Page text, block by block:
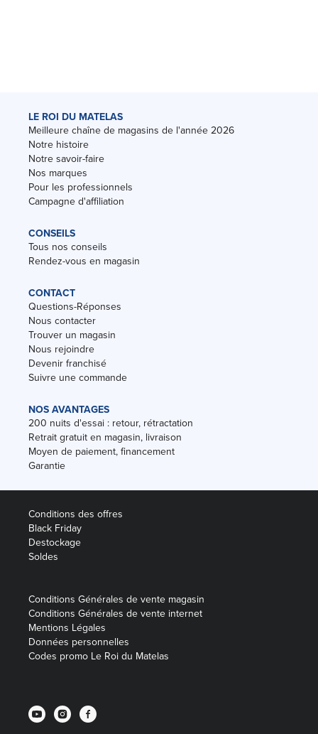
LE ROI DU MATELAS
Meilleure chaîne de magasins de l'année 2026
Notre histoire
Notre savoir-faire
Nos marques
Pour les professionnels
Campagne d'affiliation
CONSEILS
Tous nos conseils
Rendez-vous en magasin
CONTACT
Questions-Réponses
Nous contacter
Trouver un magasin
Nous rejoindre
Devenir franchisé
Suivre une commande
NOS AVANTAGES
200 nuits d'essai : retour, rétractation
Retrait gratuit en magasin, livraison
Moyen de paiement, financement
Garantie
Conditions des offres
Black Friday
Destockage
Soldes
Conditions Générales de vente magasin
Conditions Générales de vente internet
Mentions Légales
Données personnelles
Codes promo Le Roi du Matelas